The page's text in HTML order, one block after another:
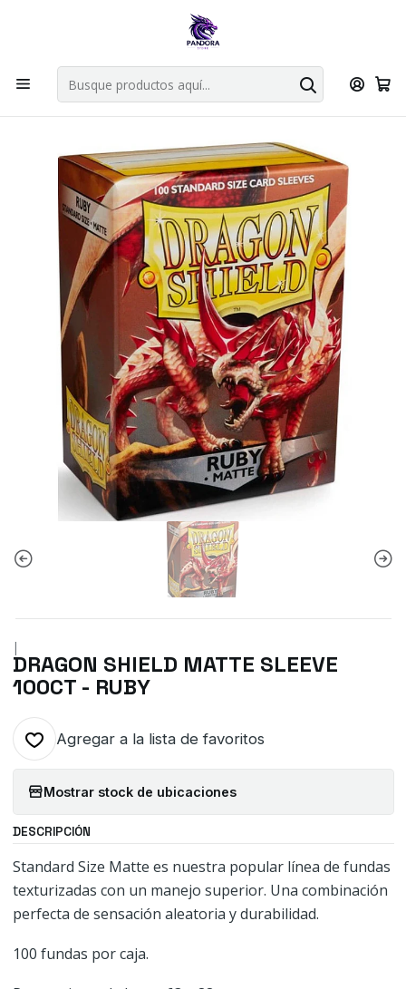
Por compras en cartas singles superiores a 49.990 el envio es
Explorar singles
Inicio Juegos de cartas TCG Accesorios TCG Dragon Shield
DRAGON SHIELD MATTE SLEEVE 100CT - RUBY
|
DRAGON SHIELD MATTE SLEEVE
100CT - RUBY
Agregar a la lista de favoritos
Mostrar stock de ubicaciones
DESCRIPCIÓN
Standard Size Matte es nuestra popular línea de fundas
texturizadas con un manejo superior. Una combinación
perfecta de sensación aleatoria y durabilidad.
100 fundas por caja.